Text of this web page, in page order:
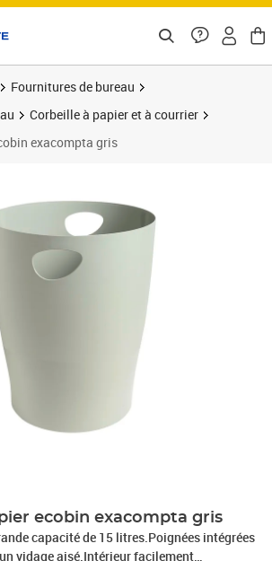
Fournitures de bureau
Corbeille à papier et à courrier
exacompta gris
ecobin exacompta gris
capacité de 15 litres.Poignées intégrées
vidage aisé.Intérieur facilement